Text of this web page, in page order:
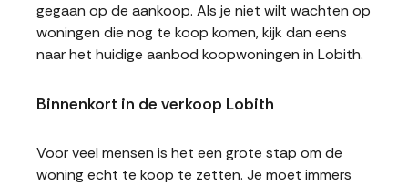
gegaan op de aankoop. Als je niet wilt wachten op
woningen die nog te koop komen, kijk dan eens
naar het huidige aanbod koopwoningen in Lobith.
Binnenkort in de verkoop Lobith
Voor veel mensen is het een grote stap om de
woning echt te koop te zetten. Je moet immers